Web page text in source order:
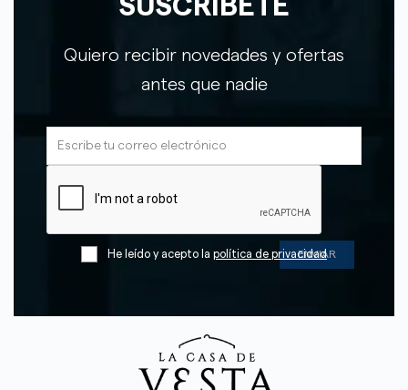
SUSCRÍBETE
Quiero recibir novedades y ofertas
antes que nadie
He leído y acepto la política de privacidad